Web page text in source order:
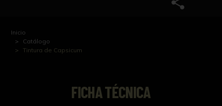
Inicio
Catálogo
Tintura de Capsicum
FICHA TÉCNICA